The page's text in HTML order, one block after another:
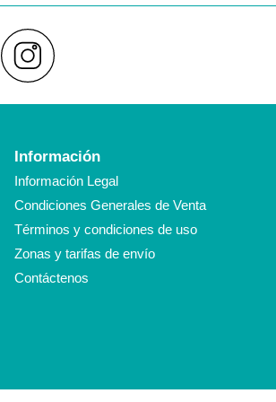
Facebook
Información
Información Legal
Condiciones Generales de Venta
Términos y condiciones de uso
Zonas y tarifas de envío
Contáctenos